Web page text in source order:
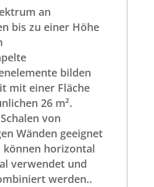
an
bis zu einer Höhe
bilden
mit einer Fläche
26 m².
von
Wänden geeignet
können horizontal
verwendet und
werden..